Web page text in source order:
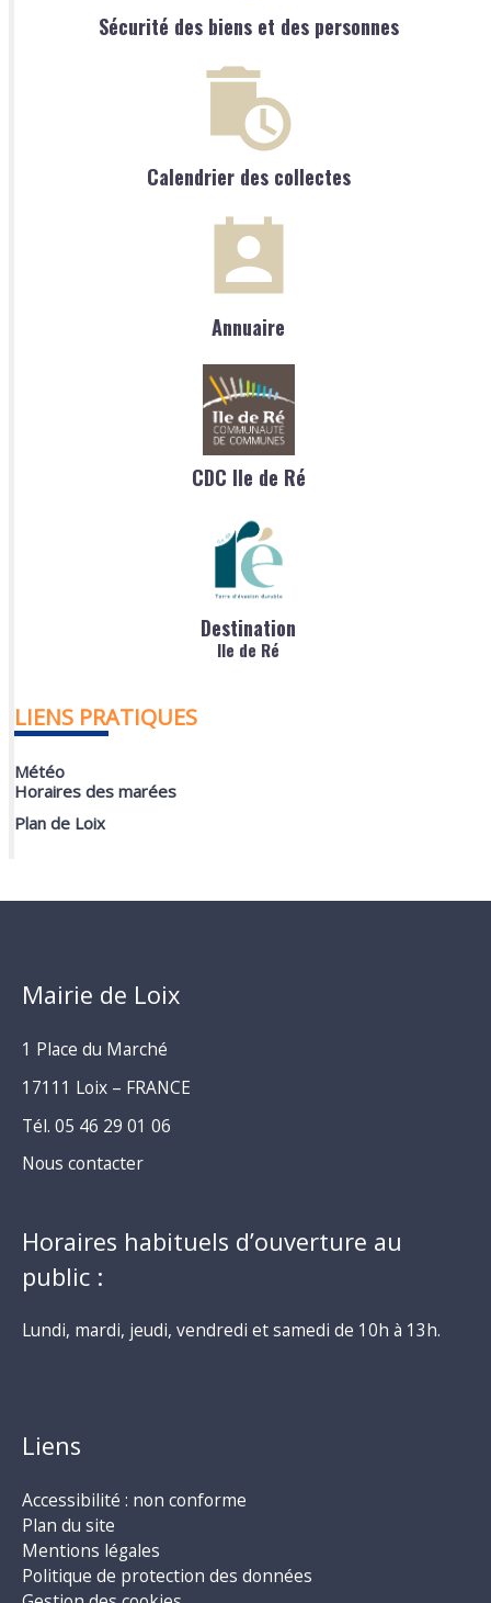
Sécurité des biens et des personnes
Calendrier des collectes
Annuaire
CDC Ile de Ré
Destination
Ile de Ré
LIENS PRATIQUES
Météo
Horaires des marées
Plan de Loix
Mairie de Loix
1 Place du Marché
17111 Loix – FRANCE
Tél. 05 46 29 01 06
Nous contacter
Horaires habituels d’ouverture au
public :
Lundi, mardi, jeudi, vendredi et samedi de 10h à 13h.
Liens
Accessibilité : non conforme
Plan du site
Mentions légales
Politique de protection des données